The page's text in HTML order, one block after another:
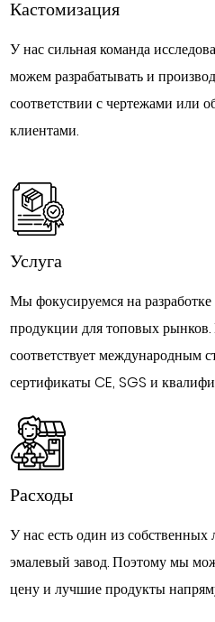
Кастомизация
У нас сильная команда
можем разрабатывать и
соответствии с чертежами или
клиентами.
Услуга
Мы фокусируемся на разработке
продукции для топовых
соответствует международным
сертификаты CE, SGS и
Расходы
У нас есть один из
эмалевый завод. Поэтому мы
цену и лучшие продукты